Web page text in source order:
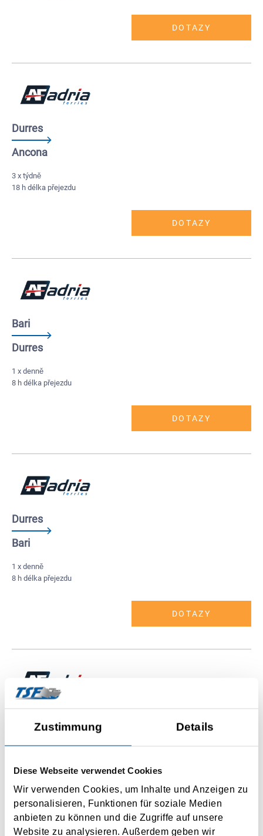
Zustimmung Details
Diese Webseite verwendet Cookies
Wir verwenden Cookies, um Inhalte und Anzeigen zu
personalisieren, Funktionen für soziale Medien
anbieten zu können und die Zugriffe auf unsere
Website zu analysieren. Außerdem geben wir
DOTAZY
Durres
Ancona
3 x týdně
18 h délka přejezdu
DOTAZY
Bari
Durres
1 x denně
8 h délka přejezdu
DOTAZY
Durres
Bari
1 x denně
8 h délka přejezdu
DOTAZY
1 x týdně
DOTAZY